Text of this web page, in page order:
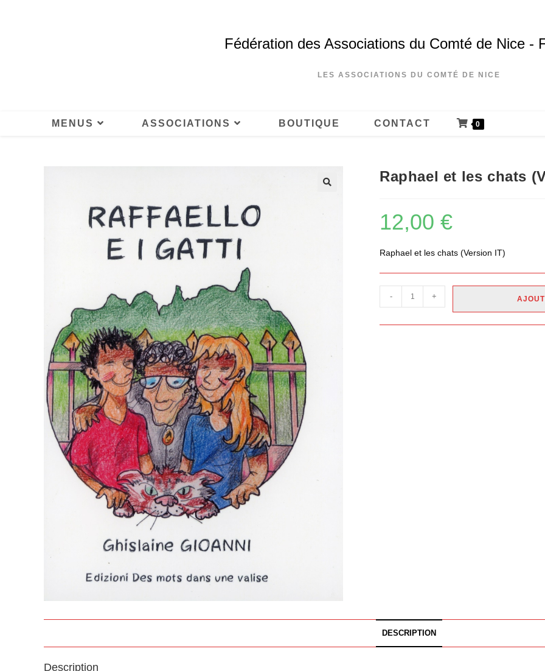
Fédération des Associations du Comté de Nice -
LES ASSOCIATIONS DU COMTÉ DE NICE
MENUS ASSOCIATIONS BOUTIQUE CONTACT 0
Raphael et les chats
12,00 €
Raphael et les chats (Version IT)
- +
DESCRIPTION
Description